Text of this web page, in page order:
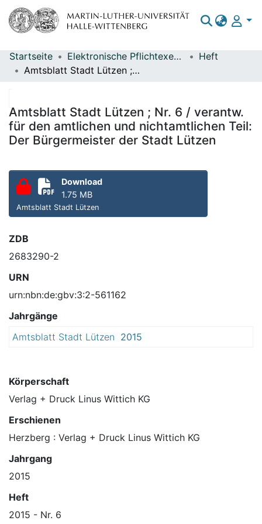
Bereiche & Sammlungen
Statistiken
Startseite Elektronische Pflichtexemplare
Heft
Amtsblatt Stadt Lützen ; Nr. 6 / verantw. für den amtlichen und nichtamtlichen Teil: Der Bürgermeister der Stadt Lützen
Amtsblatt Stadt Lützen ; Nr. 6 / verantw.
für den amtlichen und nichtamtlichen Teil:
Der Bürgermeister der Stadt Lützen
Download
1.75 MB
Amtsblatt Stadt Lützen
ZDB
2683290-2
URN
urn:nbn:de:gbv:3:2-561162
Jahrgänge
Amtsblatt Stadt Lützen 2015
Körperschaft
Verlag + Druck Linus Wittich KG
Erschienen
Herzberg : Verlag + Druck Linus Wittich KG
Jahrgang
2015
Heft
2015 - Nr. 6